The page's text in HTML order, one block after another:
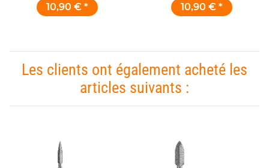
10,90 € * 10,90 € *
Les clients ont également acheté les
articles suivants :